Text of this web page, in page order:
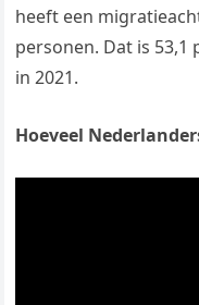
heeft een
personen. Dat is
in 2021.
Hoeveel